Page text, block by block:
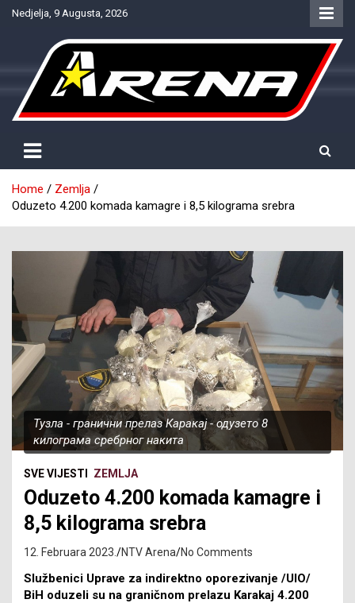
SkipNedjelja, 9 Augusta, 2026
NTV Arena
Home
Zemlja
Oduzeto 4.200 komada kamagre i 8,5 kilograma srebra
Тузла - гранични прелаз Каракај - одузето 8
килограма сребрног накита
SVE VIJESTI ZEMLJA
Oduzeto 4.200 komada kamagre i
8,5 kilograma srebra
12. Februara 2023. NTV Arena No Comments
Službenici Uprave za indirektno oporezivanje /UIO/
BiH oduzeli su na graničnom prelazu Karakaj 4.200